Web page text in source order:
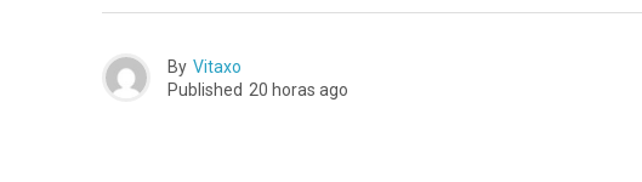
By Vitaxo
Published 20 horas ago